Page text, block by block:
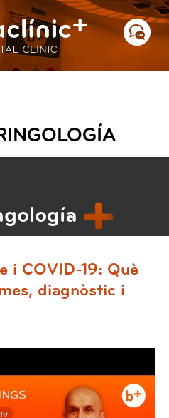
i COVID-19: Què
diagnòstic i